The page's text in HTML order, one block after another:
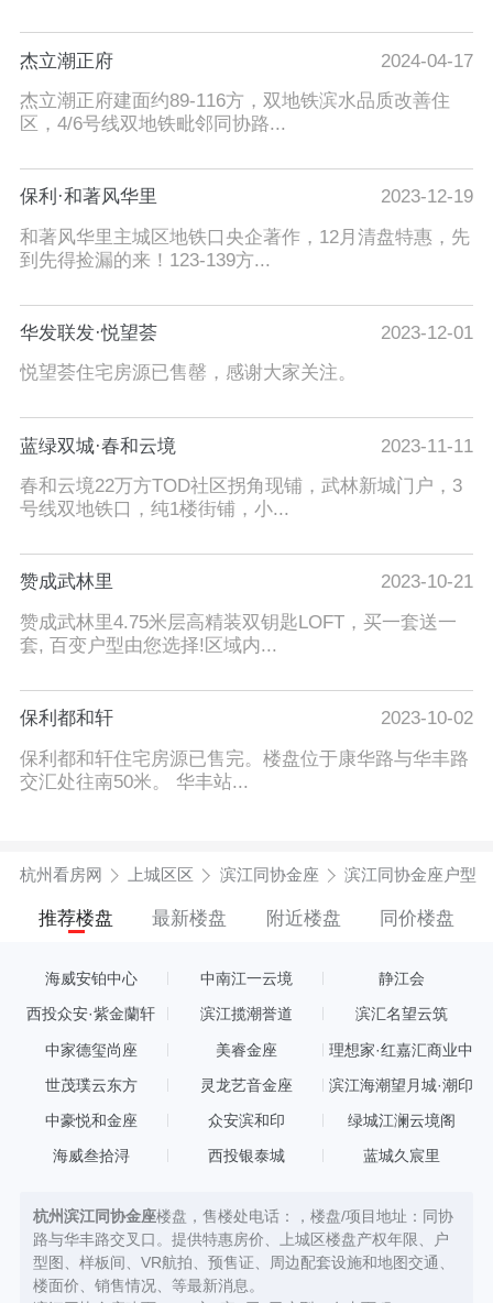
杰立潮正府
2024-04-17
杰立潮正府建面约89-116方，双地铁滨水品质改善住
区，4/6号线双地铁毗邻同协路...
保利·和著风华里
2023-12-19
和著风华里主城区地铁口央企著作，12月清盘特惠，先
到先得捡漏的来！123-139方...
华发联发·悦望荟
2023-12-01
悦望荟住宅房源已售罄，感谢大家关注。
蓝绿双城·春和云境
2023-11-11
春和云境22万方TOD社区拐角现铺，武林新城门户，3
号线双地铁口，纯1楼街铺，小...
赞成武林里
2023-10-21
赞成武林里4.75米层高精装双钥匙LOFT，买一套送一
套, 百变户型由您选择!区域内...
保利都和轩
2023-10-02
保利都和轩住宅房源已售完。楼盘位于康华路与华丰路
交汇处往南50米。 华丰站...
杭州看房网 上城区区 滨江同协金座 滨江同协金座户型
推荐楼盘 最新楼盘 附近楼盘 同价楼盘
海威安铂中心 中南江一云境 静江会
西投众安·紫金蘭轩 滨江揽潮誉道 滨汇名望云筑
中家德玺尚座 美睿金座
理想家·红嘉汇商业中
世茂璞云东方 灵龙艺音金座 滨江海潮望月城·潮印
中豪悦和金座 众安滨和印 绿城江澜云境阁
海威叁拾浔 西投银泰城 蓝城久宸里
杭州滨江同协金座楼盘，售楼处电话：，楼盘/项目地址：同协
路与华丰路交叉口。提供特惠房价、上城区楼盘产权年限、户
型图、样板间、VR航拍、预售证、周边配套设施和地图交通、
楼面价、销售情况、等最新消息。